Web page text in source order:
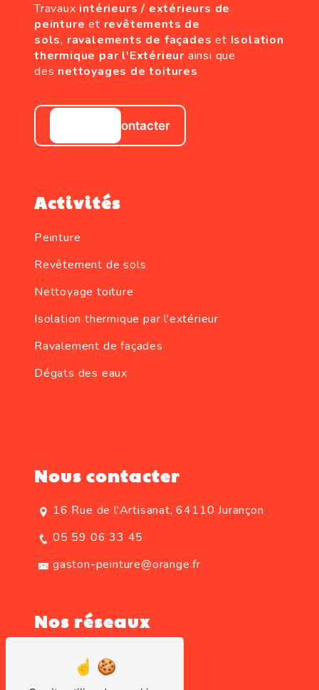
Travaux intérieurs / extérieurs de
peinture et revêtements de
sols, ravalements de façades et Isolation
thermique par l'Extérieur ainsi que
des nettoyages de toitures
Nous contacter
Activités
Peinture
Revêtement de sols
Nettoyage toiture
Isolation thermique par l'extérieur
Ravalement de façades
Dégats des eaux
Nous contacter
16 Rue de l'Artisanat, 64110 Jurançon
05 59 06 33 45
gaston-peinture@orange.fr
Nos réseaux
Instagram